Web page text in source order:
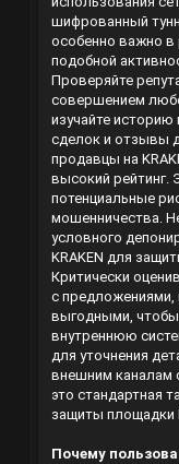
шифрованный
особенно важно
подобной
Проверяйте
совершением
изучайте
сделок и отзывы
продавцы на
высокий рейтинг.
потенциальные
мошенничества.
условного
KRAKEN для
Критически
с
выгодными,
внутреннюю
для уточнения
внешним каналам
это стандартная
защиты площадки
Почему